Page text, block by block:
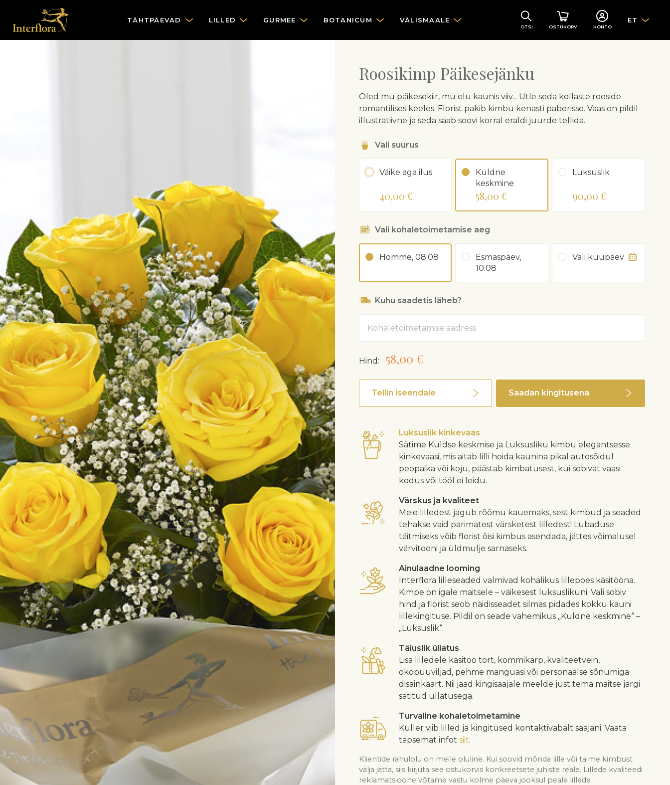
TÄHTPÄEVAD LILLED GURMEE BOTANICUM VÄLISMAALE
OTSI OSTUKORV KONTO
ET
Roosikimp Päikesejänku
Oled mu päikesekiir, mu elu kaunis viiv... Ütle seda kollaste rooside
romantilises keeles. Florist pakib kimbu kenasti paberisse. Vaas on pildil
illustratiivne ja seda saab soovi korral eraldi juurde tellida.
Vali suurus
Väike aga ilus
40,00 €
Kuldne
keskmine
58,00 €
Luksuslik
90,00 €
Vali kohaletoimetamise aeg
Homme, 08.08
Esmaspäev,
10.08
Vali kuupäev
Kuhu saadetis läheb?
Hind: 58,00 €
Tellin iseendale Saadan kingitusena
Luksuslik kinkevaas
Sätime Kuldse keskmise ja Luksusliku kimbu elegantsesse
kinkevaasi, mis aitab lilli hoida kaunina pikal autosõidul
peopaika või koju, päästab kimbatusest, kui sobivat vaasi
kodus või tööl ei leidu.
Värskus ja kvaliteet
Meie lilledest jagub rõõmu kauemaks, sest kimbud ja seaded
tehakse vaid parimatest värsketest lilledest! Lubaduse
täitmiseks võib florist õisi kimbus asendada, jättes võimalusel
värvitooni ja üldmulje sarnaseks.
Ainulaadne looming
Interflora lilleseaded valmivad kohalikus lillepoes käsitööna.
Kimpe on igale maitsele – väikesest luksuslikuni. Vali sobiv
hind ja florist seob näidisseadet silmas pidades kokku kauni
lillekingituse. Pildil on seade vahemikus „Kuldne keskmine“ –
„Luksuslik“.
Täiuslik üllatus
Lisa lilledele käsitöö tort, kommikarp, kvaliteetvein,
ökopuuviljad, pehme mänguasi või personaalse sõnumiga
disainkaart. Nii jääd kingisaajale meelde just tema maitse järgi
sätitud üllatusega.
Turvaline kohaletoimetamine
Kuller viib lilled ja kingitused kontaktivabalt saajani. Vaata
täpsemat infot siit.
Klientide rahulolu on meile oluline. Kui soovid mõnda lille või taime kimbust
välja jätta, siis kirjuta see ostukorvis konkreetsete juhiste reale. Lillede kvaliteedi
reklamatsioone võtame vastu kolme päeva jooksul peale lillede